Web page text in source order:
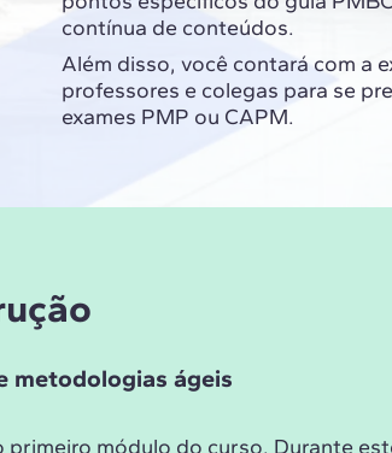
contínua de conteúdos.
Além disso, você contará com a
professores e colegas para se
exames PMP ou CAPM.
metodologias ágeis
módulo do curso. Durante